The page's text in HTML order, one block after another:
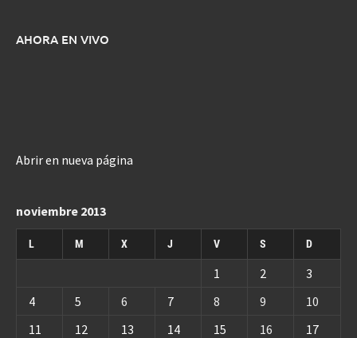
AHORA EN VIVO
Abrir en nueva página
noviembre 2013
L M X J V S D
1 2
3
4
5 6 7 8 9
10
11
12 13 14 15 16 17